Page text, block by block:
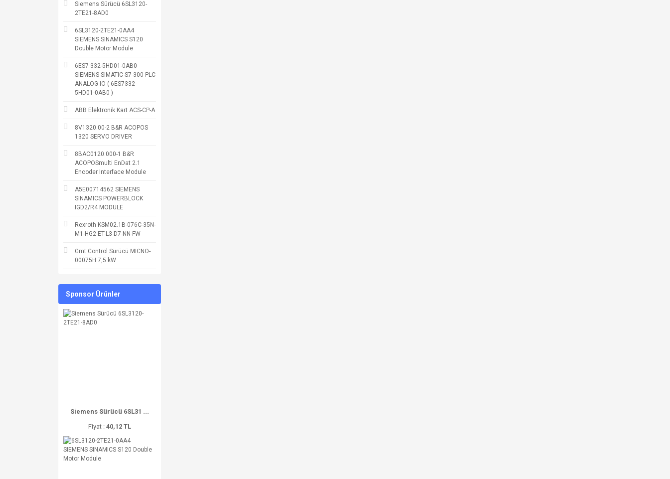
Siemens Sürücü 6SL3120-
2TE21-8AD0
6SL3120-2TE21-0AA4
SIEMENS SINAMICS S120
Double Motor Module
6ES7 332-5HD01-0AB0
SIEMENS SIMATIC S7-300 PLC
ANALOG IO ( 6ES7332-
5HD01-0AB0 )
ABB Elektronik Kart ACS-CP-A
8V1320.00-2 B&R ACOPOS
1320 SERVO DRIVER
8BAC0120.000-1 B&R
ACOPOSmulti EnDat 2.1
Encoder Interface Module
A5E00714562 SIEMENS
SINAMICS POWERBLOCK
IGD2/R4 MODULE
Rexroth KSM02.1B-076C-35N-
M1-HG2-ET-L3-D7-NN-FW
Gmt Control Sürücü MICNO-
00075H 7,5 kW
Sponsor Ürünler
Siemens Sürücü 6SL31 ...
Fiyat : 40,12 TL